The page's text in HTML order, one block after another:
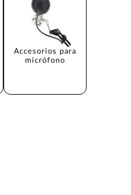
Accesorios para
micrófono